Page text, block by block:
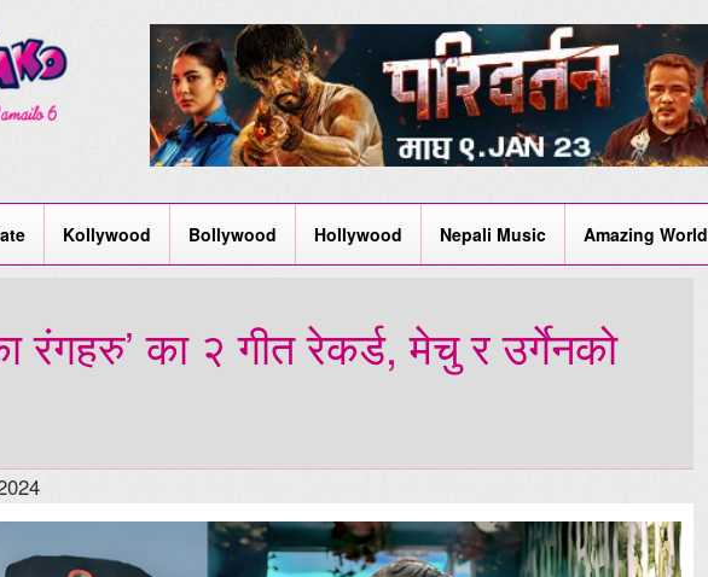
Kollywood Bollywood Hollywood Nepali Music Amazing World
रंगहरु’ का २ गीत रेकर्ड, मेचु र उर्गेनको